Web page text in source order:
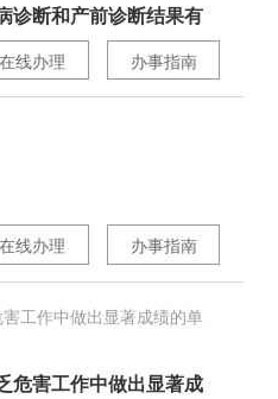
诊断和产前诊断结果有
办事指南
在线办理
办事指南
在线办理
工作中做出显著成绩的单
危害工作中做出显著成